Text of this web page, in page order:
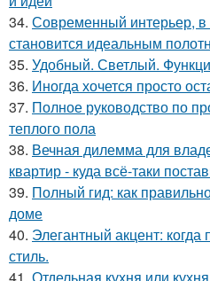
34. Современный интерьер,
становится идеальным
35. Удобный. Светлый.
36. Иногда хочется просто
37. Полное руководство по
теплого пола
38. Вечная дилемма для
квартир - куда всё-таки
39. Полный гид: как
доме
40. Элегантный акцент: когда
стиль.
41. Отдельная кухня или